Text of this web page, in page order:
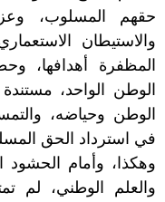
حقهم المسلوب،
والاستيطان
المظفرة أهدافها،
الوطن الواحد،
الوطن وحياضه،
في استرداد الحق
وهكذا، وأمام الحشود
والعلم الوطني، لم